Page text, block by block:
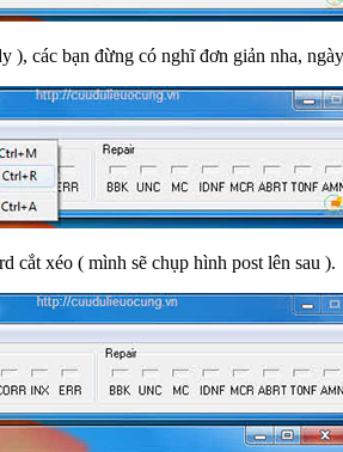
các bạn đừng có nghĩ đơn giản nha,
xéo ( mình sẽ chụp hình post lên sau ).